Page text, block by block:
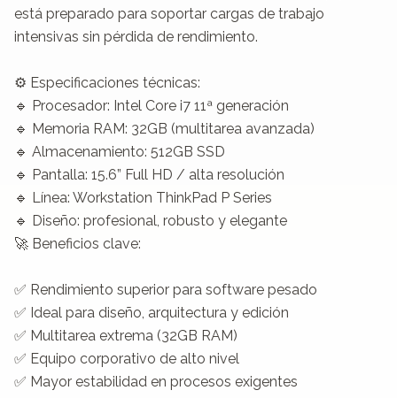
está preparado para soportar cargas de trabajo
intensivas sin pérdida de rendimiento.
⚙️ Especificaciones técnicas:
🔹 Procesador: Intel Core i7 11ª generación
🔹 Memoria RAM: 32GB (multitarea avanzada)
🔹 Almacenamiento: 512GB SSD
🔹 Pantalla: 15.6” Full HD / alta resolución
🔹 Línea: Workstation ThinkPad P Series
🔹 Diseño: profesional, robusto y elegante
🚀 Beneficios clave:
✅ Rendimiento superior para software pesado
✅ Ideal para diseño, arquitectura y edición
✅ Multitarea extrema (32GB RAM)
✅ Equipo corporativo de alto nivel
✅ Mayor estabilidad en procesos exigentes